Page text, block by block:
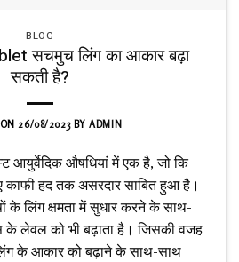
BLOG
सचमुच लिंग का आकार बढ़ा
सकती है?
ON26/08/2023BYADMIN
आयुर्वेदिक औषधियां में एक है, जो कि
काफी हद तक असरदार साबित हुआ है।
के लिंग क्षमता में सुधार करने के साथ-
के लेवल को भी बढ़ाता है। जिसकी वजह
के आकार को बढ़ाने के साथ-साथ